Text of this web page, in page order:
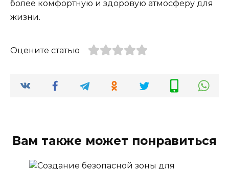
более комфортную и здоровую атмосферу для
жизни.
Оцените статью
Вам также может понравиться